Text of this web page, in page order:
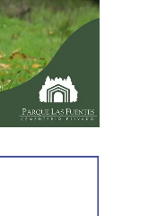
que,durante las
bacheo será
de trabajo y dos
incrementar
tareas de
del Alto Valle.
el relevamiento